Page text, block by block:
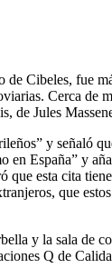
Cibeles, fue
Cerca
de Jules
y señaló
España” y
esta cita
que
y la sala de
Q de